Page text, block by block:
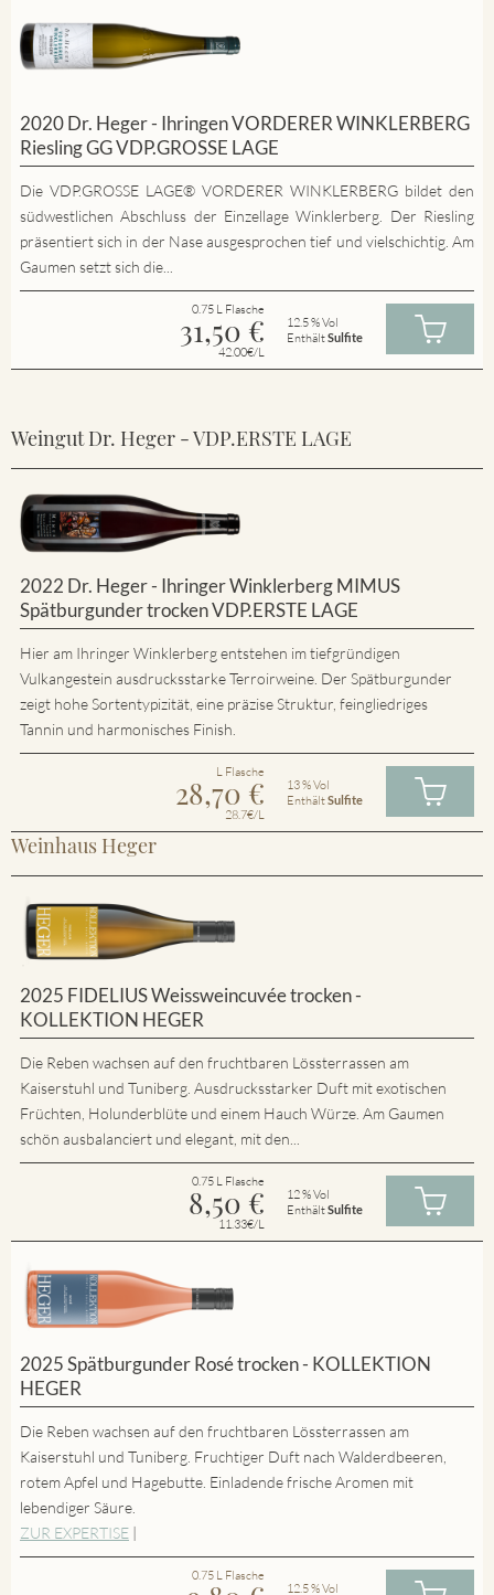
2020 Dr. Heger - Ihringen VORDERER WINKLERBERG
Riesling GG VDP.GROSSE LAGE
Die VDP.GROSSE LAGE® VORDERER WINKLERBERG bildet den
südwestlichen Abschluss der Einzellage Winklerberg. Der Riesling
präsentiert sich in der Nase ausgesprochen tief und vielschichtig. Am
Gaumen setzt sich die...
0.75 L Flasche
31,50 €
42.00€/L
12.5 % Vol
EnthältSulfite
Weingut Dr. Heger - VDP.ERSTE LAGE
2022 Dr. Heger - Ihringer Winklerberg MIMUS
Spätburgunder trocken VDP.ERSTE LAGE
Hier am Ihringer Winklerberg entstehen im tiefgründigen
Vulkangestein ausdrucksstarke Terroirweine. Der Spätburgunder
zeigt hohe Sortentypizität, eine präzise Struktur, feingliedriges
Tannin und harmonisches Finish.
L Flasche
28,70 €
28.7€/L
13 % Vol
EnthältSulfite
Weinhaus Heger
2025 FIDELIUS Weissweincuvée trocken -
KOLLEKTION HEGER
Die Reben wachsen auf den fruchtbaren Lössterrassen am
Kaiserstuhl und Tuniberg. Ausdrucksstarker Duft mit exotischen
Früchten, Holunderblüte und einem Hauch Würze. Am Gaumen
schön ausbalanciert und elegant, mit den...
0.75 L Flasche
8,50 €
11.33€/L
12 % Vol
EnthältSulfite
2025 Spätburgunder Rosé trocken - KOLLEKTION
HEGER
Die Reben wachsen auf den fruchtbaren Lössterrassen am
Kaiserstuhl und Tuniberg. Fruchtiger Duft nach Walderdbeeren,
rotem Apfel und Hagebutte. Einladende frische Aromen mit
lebendiger Säure.
ZUR EXPERTISE |
0.75 L Flasche
12.5 % Vol